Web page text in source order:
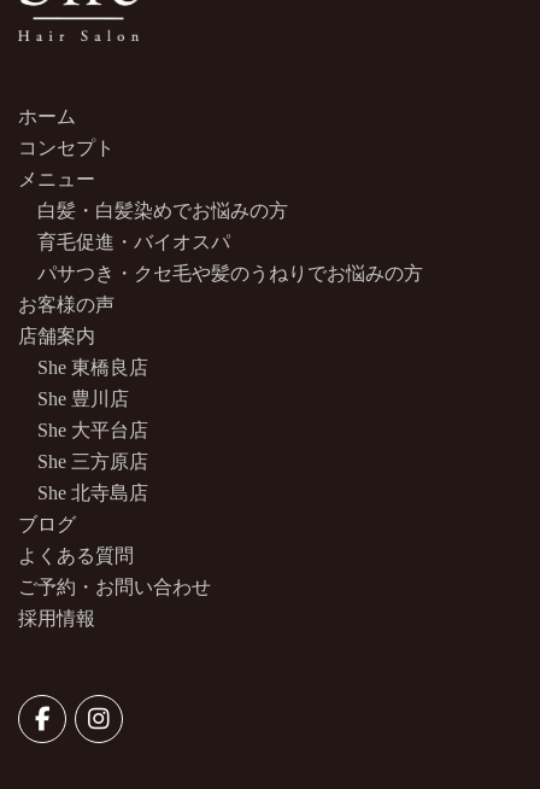
ホーム
コンセプト
メニュー
白髪・白髪染めでお悩みの方
育毛促進・バイオスパ
パサつき・クセ毛や髪のうねりでお悩みの方
お客様の声
店舗案内
She 東橋良店
She 豊川店
She 大平台店
She 三方原店
She 北寺島店
ブログ
よくある質問
ご予約・お問い合わせ
採用情報